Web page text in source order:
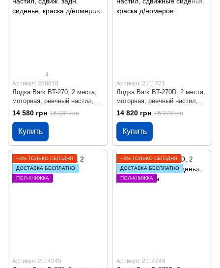
4
Артикул: 288810
Лодка Bark BT-270, 2 места,
моторная, реечный настил,
сдвиж. задн. сиденье, краска
д/номеров
14 580 грн 15 031 грн
Купить
Артикул: 2111721
Лодка Bark BT-270D, 2 места,
моторная, реечный настил,
сдвижные сиденья, краска д/
14 820 грн 15 278 грн
Купить
−3% ТОЛЬКО СЕГОДНЯ
ДОСТАВКА БЕСПЛАТНО
ПОЛ-КНИЖКА
Артикул: 2114245
−3% ТОЛЬКО СЕГОДНЯ
ДОСТАВКА БЕСПЛАТНО
ПОЛ-КНИЖКА
Артикул: 2114246